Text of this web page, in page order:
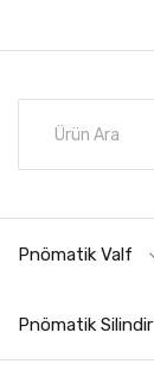
Pnömatik Valf
Pnömatik Silindir